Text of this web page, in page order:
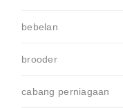
bebelan
brooder
cabang perniagaan